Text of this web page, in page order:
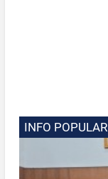
INFO POPULAR